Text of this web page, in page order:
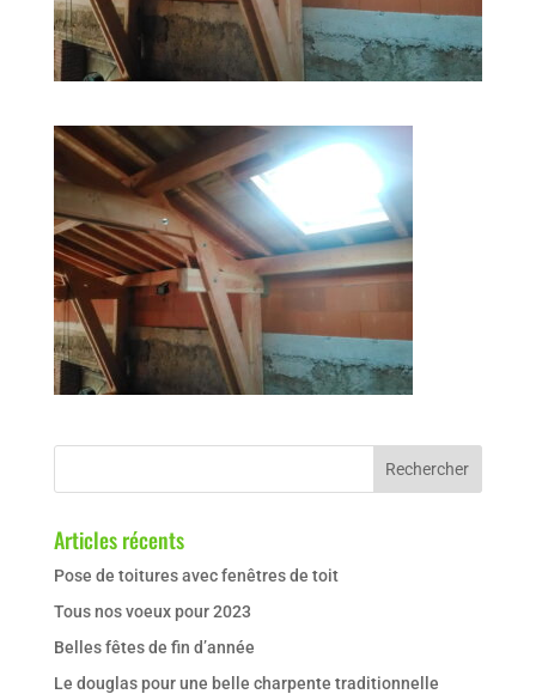
Articles récents
Pose de toitures avec fenêtres de toit
Tous nos voeux pour 2023
Belles fêtes de fin d’année
Le douglas pour une belle charpente traditionnelle